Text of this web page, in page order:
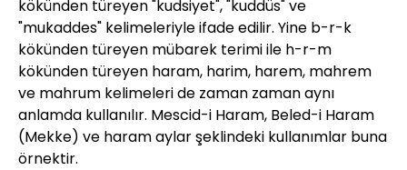
kökünden türeyen "kudsiyet", "kuddüs" ve
"mukaddes" kelimeleriyle ifade edilir. Yine b-r-k
kökünden türeyen mübarek terimi ile h-r-m
kökünden türeyen haram, harim, harem, mahrem
ve mahrum kelimeleri de zaman zaman aynı
anlamda kullanılır. Mescid-i Haram, Beled-i Haram
(Mekke) ve haram aylar şeklindeki kullanımlar buna
örnektir.